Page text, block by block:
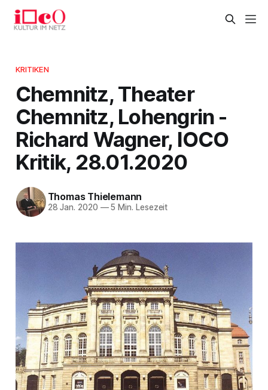
KRITIKEN
Chemnitz, Theater
Chemnitz, Lohengrin -
Richard Wagner, IOCO
Kritik, 28.01.2020
Thomas Thielemann
28 Jan. 2020 —5 Min. Lesezeit